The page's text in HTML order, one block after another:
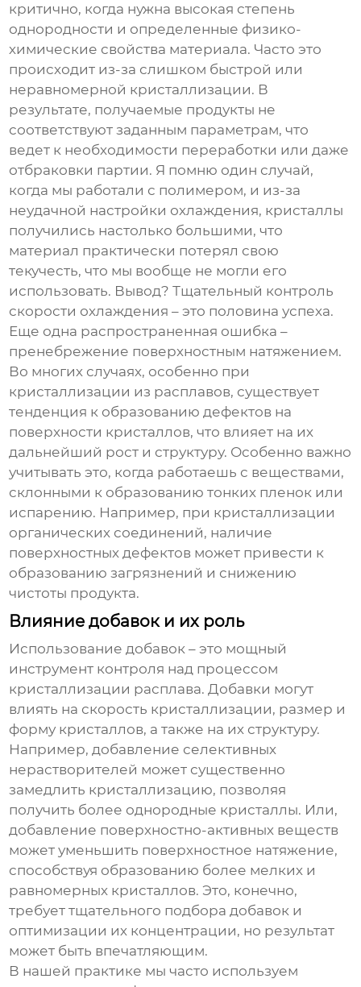
критично, когда нужна высокая степень
однородности и определенные физико-
химические свойства материала. Часто это
происходит из-за слишком быстрой или
неравномерной кристаллизации. В
результате, получаемые продукты не
соответствуют заданным параметрам, что
ведет к необходимости переработки или даже
отбраковки партии. Я помню один случай,
когда мы работали с полимером, и из-за
неудачной настройки охлаждения, кристаллы
получились настолько большими, что
материал практически потерял свою
текучесть, что мы вообще не могли его
использовать. Вывод? Тщательный контроль
скорости охлаждения – это половина успеха.
Еще одна распространенная ошибка –
пренебрежение поверхностным натяжением.
Во многих случаях, особенно при
кристаллизации из расплавов, существует
тенденция к образованию дефектов на
поверхности кристаллов, что влияет на их
дальнейший рост и структуру. Особенно важно
учитывать это, когда работаешь с веществами,
склонными к образованию тонких пленок или
испарению. Например, при кристаллизации
органических соединений, наличие
поверхностных дефектов может привести к
образованию загрязнений и снижению
чистоты продукта.
Влияние добавок и их роль
Использование добавок – это мощный
инструмент контроля над процессом
кристаллизации расплава. Добавки могут
влиять на скорость кристаллизации, размер и
форму кристаллов, а также на их структуру.
Например, добавление селективных
нерастворителей может существенно
замедлить кристаллизацию, позволяя
получить более однородные кристаллы. Или,
добавление поверхностно-активных веществ
может уменьшить поверхностное натяжение,
способствуя образованию более мелких и
равномерных кристаллов. Это, конечно,
требует тщательного подбора добавок и
оптимизации их концентрации, но результат
может быть впечатляющим.
В нашей практике мы часто используем